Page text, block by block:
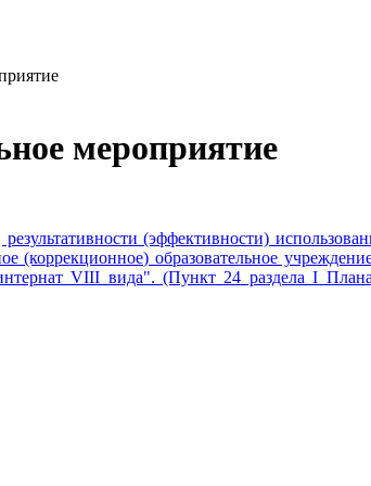
мероприятие
(эффективности)
образовательное
VIII вида". (Пункт 24 раздела I